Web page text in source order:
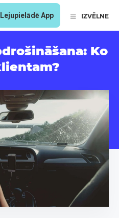
Lejupielādē App IZVĒLNE
Ko